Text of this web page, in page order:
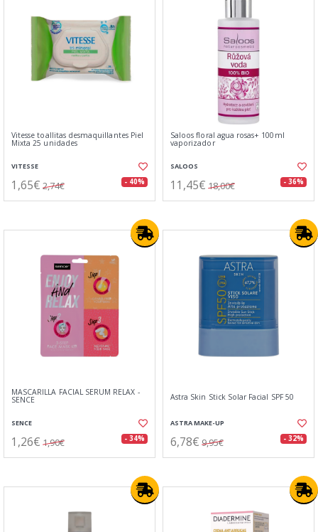
Vitesse toallitas desmaquillantes Piel
Mixta 25 unidades
VITESSE
1,65€ 2,74€ - 40%
Saloos floral agua rosas+ 100ml
vaporizador
SALOOS
11,45€ 18,00€ - 36%
MASCARILLA FACIAL SERUM RELAX -
SENCE
SENCE
1,26€ 1,90€ - 34%
Astra Skin Stick Solar Facial SPF 50
ASTRA MAKE-UP
6,78€ 9,95€ - 32%